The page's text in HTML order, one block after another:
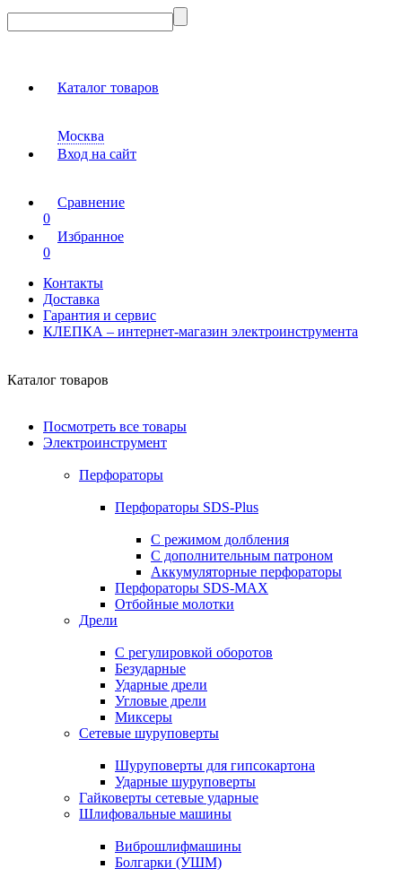
Каталог товаров
Москва
Вход на сайт
Сравнение
0
Избранное
0
Контакты
Доставка
Гарантия и сервис
КЛЕПКА – интернет-магазин электроинструмента
Каталог товаров
Посмотреть все товары
Электроинструмент
Перфораторы
Перфораторы SDS-Plus
С режимом долбления
С дополнительным патроном
Аккумуляторные перфораторы
Перфораторы SDS-MAX
Отбойные молотки
Дрели
С регулировкой оборотов
Безударные
Ударные дрели
Угловые дрели
Миксеры
Сетевые шуруповерты
Шуруповерты для гипсокартона
Ударные шуруповерты
Гайковерты сетевые ударные
Шлифовальные машины
Виброшлифмашины
Болгарки (УШМ)